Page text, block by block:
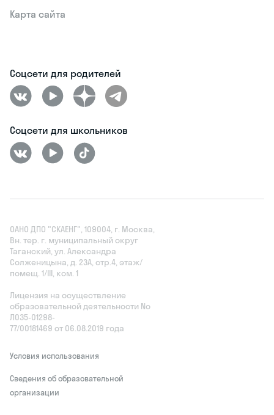
Карта сайта
Соцсети для родителей
Соцсети для школьников
ОАНО ДПО "СКАЕНГ", 109004, г. Москва,
Вн. тер. г. муниципальный округ
Таганский, ул. Александра
Солженицына, д. 23А, стр.4, этаж/
помещ. 1/III, ком. 1
Лицензия на осуществление
образовательной деятельности No
Л035‑01298-
77/00181469 от 06.08.2019 года
Условия использования
Сведения об образовательной
организации